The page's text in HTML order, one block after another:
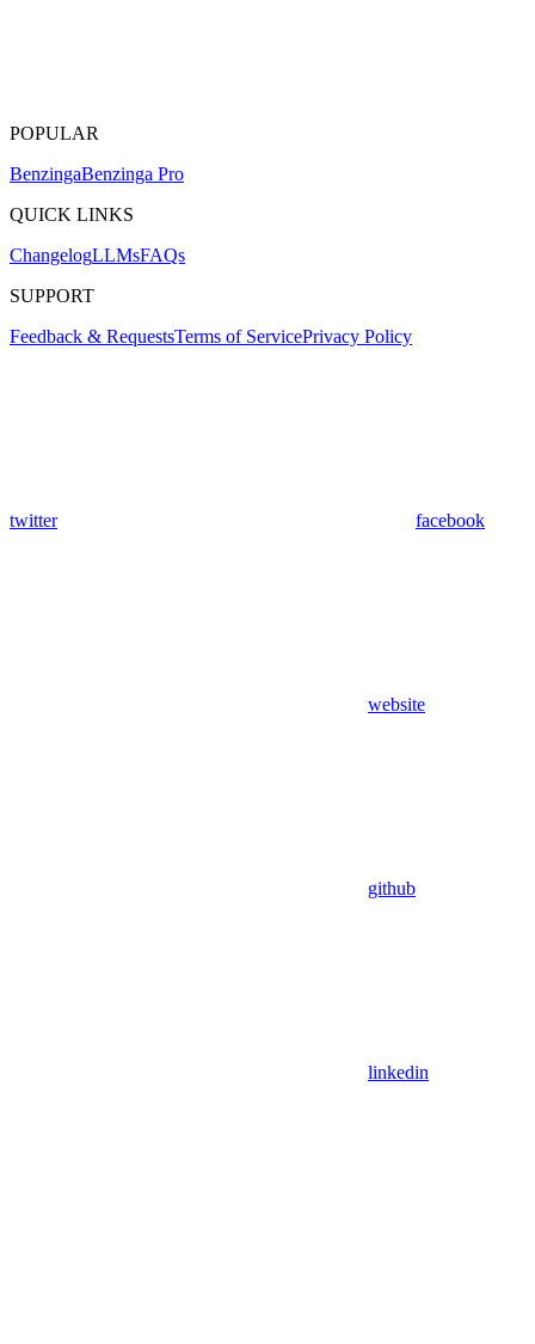
POPULAR
BenzingaBenzinga Pro
QUICK LINKS
ChangelogLLMsFAQs
SUPPORT
Feedback & RequestsTerms of ServicePrivacy Policy
twitter facebook
website
github
linkedin